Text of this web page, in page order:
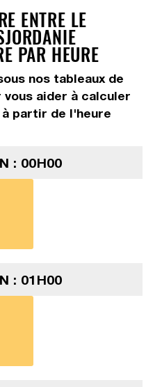
ENTRE LE
PAR HEURE
nos tableaux de
aider à calculer
partir de l'heure
: 00H00
: 01H00